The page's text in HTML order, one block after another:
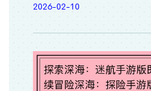
2026-02-10